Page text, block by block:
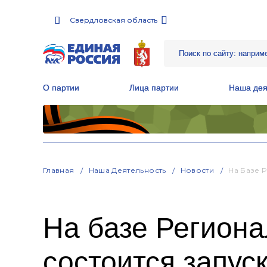
Свердловская область
О партии Лица партии Наша
Главная Наша Деятельность Новости На Базе
На базе
Свердловская область
О партии Лица партии Наша